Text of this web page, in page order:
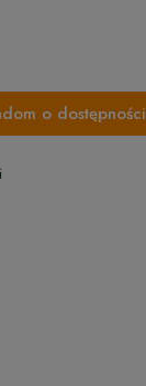
o dostępności